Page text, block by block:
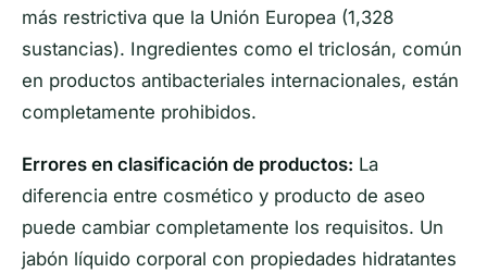
más restrictiva que la Unión Europea (1,328
sustancias). Ingredientes como el triclosán, común
en productos antibacteriales internacionales, están
completamente prohibidos.
Errores en clasificación de productos: La
diferencia entre cosmético y producto de aseo
puede cambiar completamente los requisitos. Un
jabón líquido corporal con propiedades hidratantes